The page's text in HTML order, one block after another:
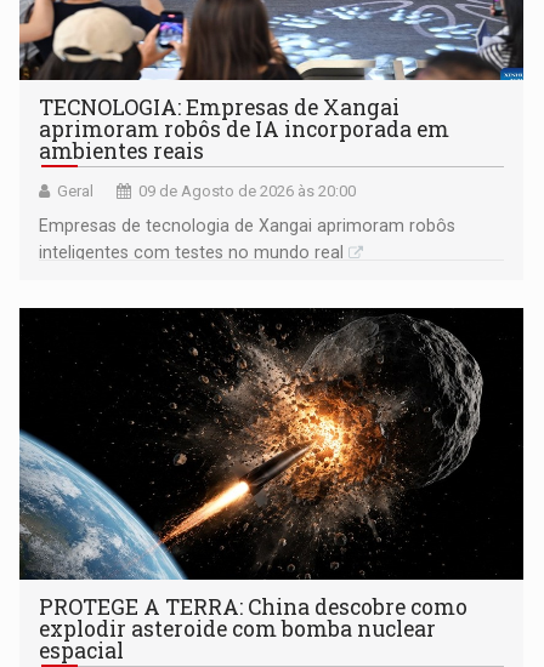
TECNOLOGIA: Empresas de Xangai
aprimoram robôs de IA incorporada em
ambientes reais
Geral 09 de Agosto de 2026 às 20:00
Empresas de tecnologia de Xangai aprimoram robôs
inteligentes com testes no mundo real
PROTEGE A TERRA: China descobre como
explodir asteroide com bomba nuclear
espacial